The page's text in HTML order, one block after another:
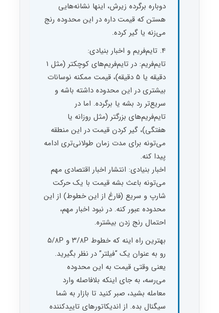
دوباره برگرده زیرش، اینها نشانه‌هایی
هستن که قیمت داره در این محدوده رنج
می‌زنه یا گیر کرده.
4. تایم‌فریم و اخبار بنیادی:
تایم‌فریم: در تایم‌فریم‌های کوچکتر (مثل ۱
دقیقه یا ۵ دقیقه)، قیمت ممکنه نوسانات
بیشتری در این محدوده داشته باشه و
سریع‌تر رد بشه یا برگرده. اما در
تایم‌فریم‌های بزرگتر (مثل روزانه یا
هفتگی)، گیر کردن قیمت در این منطقه
می‌تونه برای مدت زمان طولانی‌تری ادامه
پیدا کنه.
اخبار بنیادی: انتشار اخبار اقتصادی مهم
می‌تونه باعث بشه قیمت با یک حرکت
شارپ و سریع (فارغ از این خطوط) از این
محدوده عبور کنه. در نبود اخبار مهم،
احتمال رنج زدن بیشتره.
بهترین راه اینه که خطوط ۳/۸P و ۵/۸P
رو به عنوان یک “فیلتر” در نظر بگیرید.
یعنی وقتی قیمت به این محدوده
می‌رسه، به جای اینکه بلافاصله وارد
معامله بشید، صبر کنید تا بازار به شما
سیگنال بده. از اندیکاتورهای تاییدکننده